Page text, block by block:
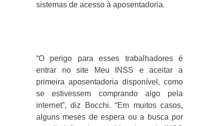
sistemas de acesso à aposentadoria.
“O perigo para esses trabalhadores é
entrar no site Meu INSS e aceitar a
primeira aposentadoria disponível, como
se estivessem comprando algo pela
internet”, diz Bocchi. “Em muitos casos,
alguns meses de espera ou a busca por